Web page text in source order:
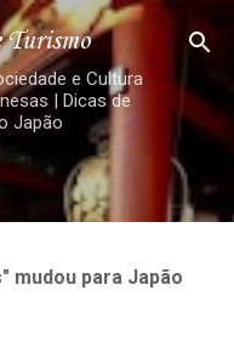
principal
e Cultura
| Dicas de
Japão
mudou para Japão